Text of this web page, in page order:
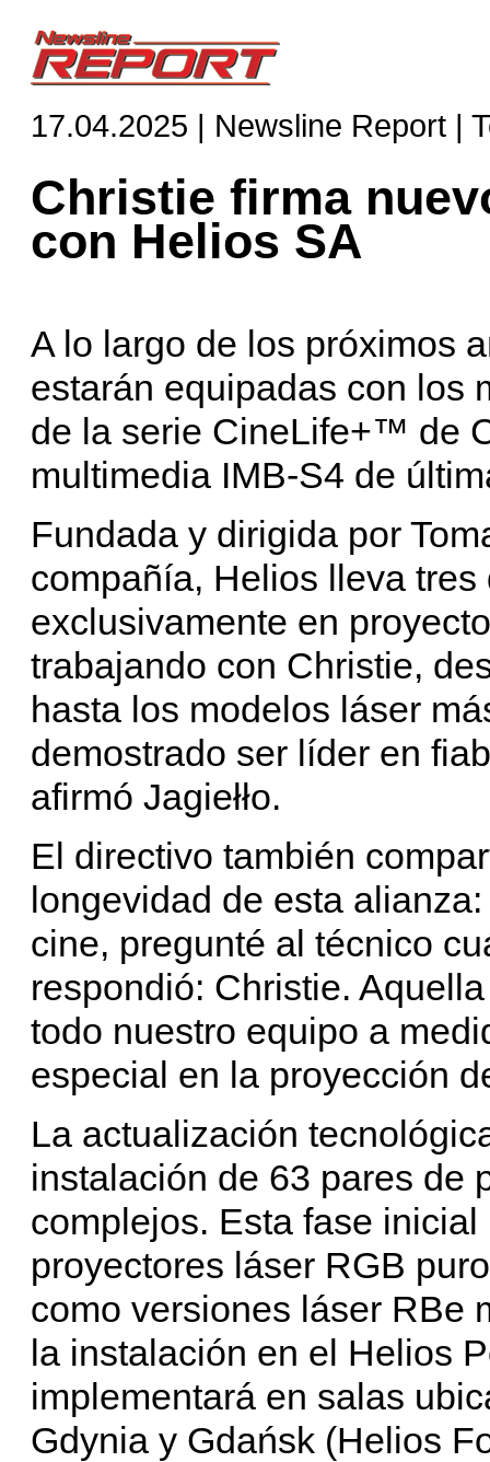
17.04.2025 | Newsline Report |
Christie firma
con Helios SA
A lo largo de los próximos
estarán equipadas con los
de la serie CineLife+™ de
multimedia IMB-S4 de
Fundada y dirigida por
compañía, Helios lleva
exclusivamente en
trabajando con Christie,
hasta los modelos láser
demostrado ser líder en
afirmó Jagiełło.
El directivo también
longevidad de esta
cine, pregunté al técnico
respondió: Christie.
todo nuestro equipo a
especial en la proyección
La actualización
instalación de 63 pares de
complejos. Esta fase
proyectores láser RGB
como versiones láser RBe
la instalación en el Helios
implementará en salas
Gdynia y Gdańsk (Helios